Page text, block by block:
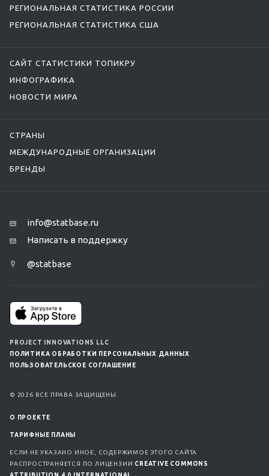
РЕГИОНАЛЬНАЯ СТАТИСТИКА РОССИИ
РЕГИОНАЛЬНАЯ СТАТИСТИКА США
САЙТ СТАТИСТИКИ ТОПИКРУ
ИНФОГРАФИКА
НОВОСТИ МИРА
СТРАНЫ
МЕЖДУНАРОДНЫЕ ОРГАНИЗАЦИИ
БРЕНДЫ
info@statbase.ru
Написать в поддержку
@statbase
PROJECT INNOVATIONS LLC
ПОЛИТИКА ОБРАБОТКИ ПЕРСОНАЛЬНЫХ ДАННЫХ
ПОЛЬЗОВАТЕЛЬСКОЕ СОГЛАШЕНИЕ
© 2026 ВСЕ ПРАВА ЗАЩИЩЕНЫ.
О ПРОЕКТЕ
ТАРИФНЫЕ ПЛАНЫ
ЕСЛИ НЕ УКАЗАНО ИНОЕ, СОДЕРЖИМОЕ ЭТОГО САЙТА
РАСПРОСТРАНЯЕТСЯ ПО ЛИЦЕНЗИИ CREATIVE COMMONS